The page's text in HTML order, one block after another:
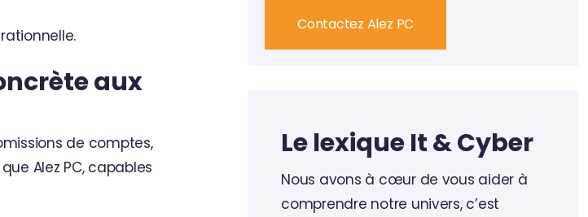
aux
de comptes,
Alez PC, capables
Contactez Alez PC
Le lexique It & Cyber
Nous avons à cœur de vous aider à
comprendre notre univers, c’est